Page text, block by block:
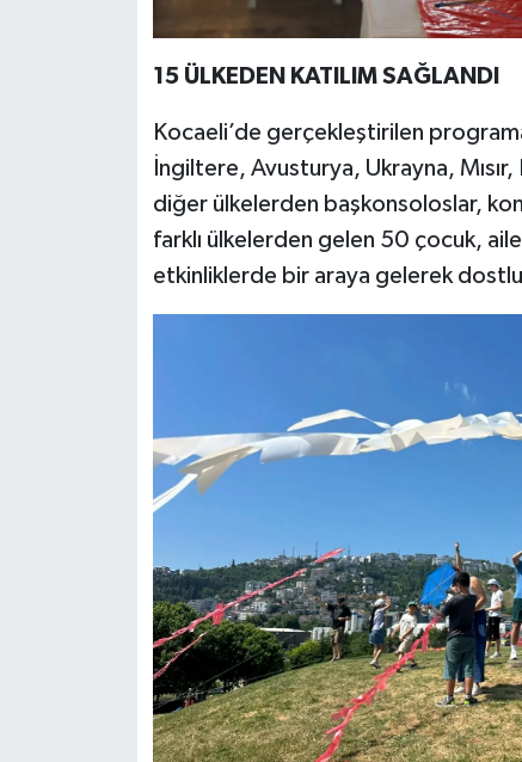
15 ÜLKEDEN KATILIM SAĞLANDI
Kocaeli’de gerçekleştirilen
İngiltere, Avusturya, Ukrayna,
diğer ülkelerden başkonsoloslar,
farklı ülkelerden gelen 50 çocuk,
etkinliklerde bir araya gelerek